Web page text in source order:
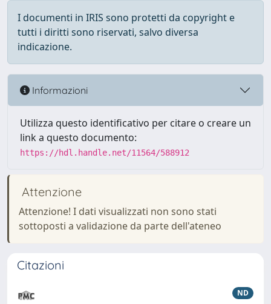
I documenti in IRIS sono protetti da copyright e
tutti i diritti sono riservati, salvo diversa
indicazione.
Informazioni
Utilizza questo identificativo per citare o creare un
link a questo documento:
https://hdl.handle.net/11564/588912
Attenzione
Attenzione! I dati visualizzati non sono stati
sottoposti a validazione da parte dell'ateneo
Citazioni
ND